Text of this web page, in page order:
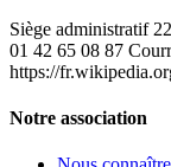
Siège administratif
01 42 65 08 87
https://
Notre association